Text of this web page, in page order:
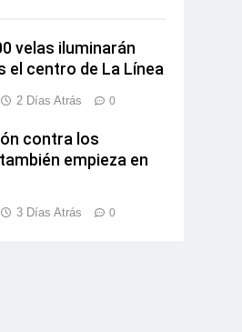
velas iluminarán
el centro de La Línea
2 Días Atrás 0
contra los
empieza en
3 Días Atrás 0